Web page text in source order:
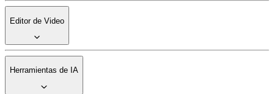
Editor de Video
Herramientas de IA